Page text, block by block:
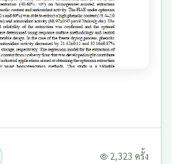
2,323 ครั้ง